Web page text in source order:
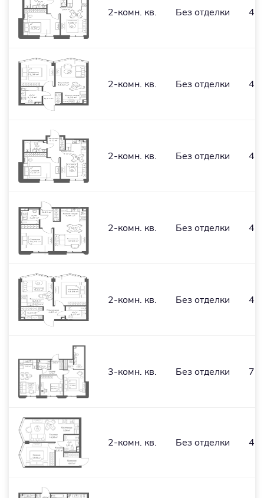
2-комн. кв. Без отделки
2-комн. кв. Без отделки
2-комн. кв. Без отделки
2-комн. кв. Без отделки
2-комн. кв. Без отделки
3-комн. кв. Без отделки
2-комн. кв. Без отделки